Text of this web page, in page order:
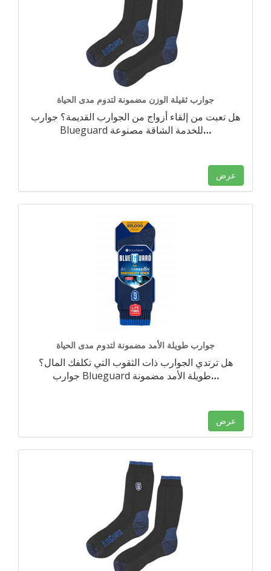
جوارب ثقيلة الوزن مضمونة لتدوم مدى الحياة
هل تعبت من إلقاء أزواج من الجوارب القديمة؟ جوارب
Blueguard للخدمة الشاقة مصنوعة…
عرض
جوارب طويلة الأمد مضمونة لتدوم مدى الحياة
هل ترتدي الجوارب ذات الثقوب التي تكلفك المال؟
جوارب Blueguard طويلة الأمد مضمونة…
عرض